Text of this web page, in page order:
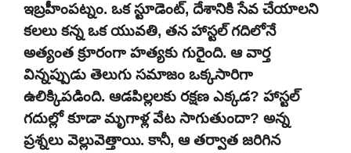
ఇబ్రహీంపట్నం. ఒక స్టూడెంట్, దేశానికి సేవ చేయాలని
కలలు కన్న ఒక యువతి, తన హాస్టల్ గదిలోనే
అత్యంత క్రూరంగా హత్యకు గురైంది. ఆ వార్త
విన్నప్పుడు తెలుగు సమాజం ఒక్కసారిగా
ఉలిక్కిపడింది. ఆడపిల్లలకు రక్షణ ఎక్కడ? హాస్టల్
గదుల్లో కూడా మృగాళ్ల వేట సాగుతుందా? అన్న
ప్రశ్నలు వెల్లువెత్తాయి. కానీ, ఆ తర్వాత జరిగిన